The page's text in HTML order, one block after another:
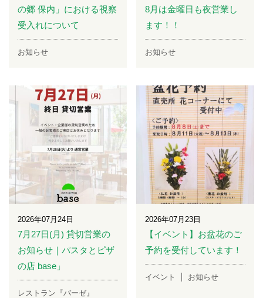
の郷 保内」における視察
受入れについて
お知らせ
8月は金曜日も夜営業し
ます！！
お知らせ
2026年07月24日
7月27日(月) 貸切営業の
お知らせ｜パスタとピザ
の店 base」
レストラン『バーゼ』
2026年07月23日
【イベント】お盆花のご
予約を受付しています！
イベント お知らせ